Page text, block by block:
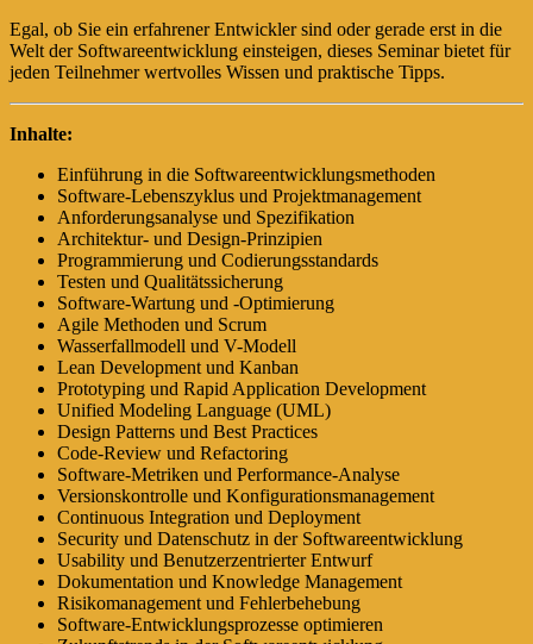
Egal, ob Sie ein erfahrener Entwickler sind oder gerade erst in die
Welt der Softwareentwicklung einsteigen, dieses Seminar bietet für
jeden Teilnehmer wertvolles Wissen und praktische Tipps.
Inhalte:
Einführung in die Softwareentwicklungsmethoden
Software-Lebenszyklus und Projektmanagement
Anforderungsanalyse und Spezifikation
Architektur- und Design-Prinzipien
Programmierung und Codierungsstandards
Testen und Qualitätssicherung
Software-Wartung und -Optimierung
Agile Methoden und Scrum
Wasserfallmodell und V-Modell
Lean Development und Kanban
Prototyping und Rapid Application Development
Unified Modeling Language (UML)
Design Patterns und Best Practices
Code-Review und Refactoring
Software-Metriken und Performance-Analyse
Versionskontrolle und Konfigurationsmanagement
Continuous Integration und Deployment
Security und Datenschutz in der Softwareentwicklung
Usability und Benutzerzentrierter Entwurf
Dokumentation und Knowledge Management
Risikomanagement und Fehlerbehebung
Software-Entwicklungsprozesse optimieren